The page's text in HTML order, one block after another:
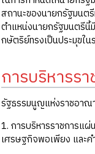
สถานะของนายกรัฐมนต
ตำแหน่งนายกรัฐมนตรีนี้
กษัตริย์ทรงเป็นประมุขใ
การบริหารร
รัฐธรรมนูญแห่งราชอาณ
1. การบริหารราชการแ
เศรษฐกิจพอเพียง และ